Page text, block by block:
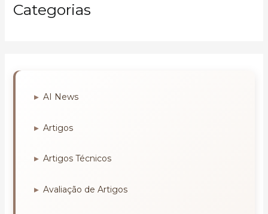
Categorias
AI News
Artigos
Artigos Técnicos
Avaliação de Artigos